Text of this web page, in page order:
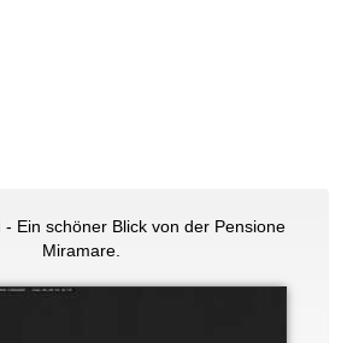
- Ein schöner Blick von der Pensione
Miramare.